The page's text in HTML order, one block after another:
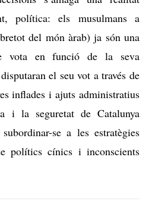
política: els musulmans a
del món àrab) ja són una
vota en funció de la seva
el seu vot a través de
inflades i ajuts administratius
i la seguretat de Catalunya
se a les estratègies
polítics cínics i inconscients